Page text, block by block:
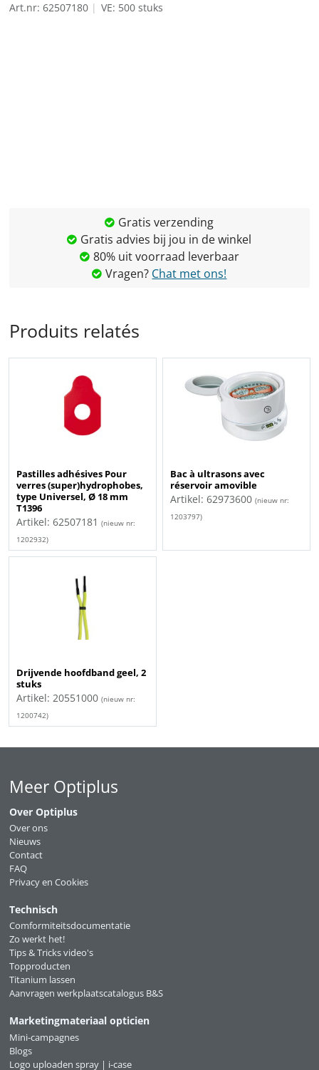
Art.nr: 62507180 VE: 500 stuks
Gratis verzending
Gratis advies bij jou in de winkel
80% uit voorraad leverbaar
Vragen? Chat met ons!
Produits relatés
Pastilles adhésives Pour
verres (super)hydrophobes,
type Universel, Ø 18 mm
T1396
Artikel: 62507181(nieuw nr:
1202932)
Bac à ultrasons avec
réservoir amovible
Artikel: 62973600 (nieuw nr:
1203797)
Drijvende hoofdband geel, 2
stuks
Artikel: 20551000(nieuw nr:
1200742)
Meer Optiplus
Over Optiplus
Over ons
Nieuws
Contact
FAQ
Privacy en Cookies
Technisch
Comformiteitsdocumentatie
Zo werkt het!
Tips & Tricks video's
Topproducten
Titanium lassen
Aanvragen werkplaatscatalogus B&S
Marketingmateriaal opticien
Mini-campagnes
Blogs
Logo uploaden spray | i-case